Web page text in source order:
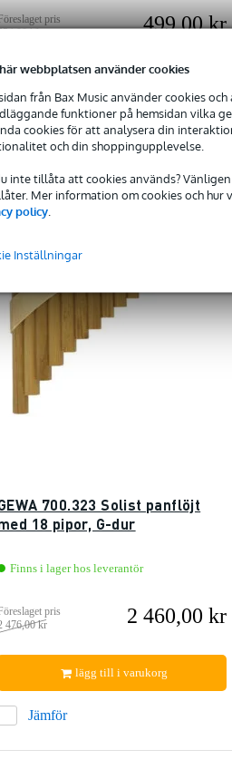
webbplatsen använder cookies
från Bax Music använder cookies
funktioner på hemsidan vilka
cookies för att analysera din
och din shoppingupplevelse.
inte tillåta att cookies används?
Mer information om cookies och
policy.
Inställningar
pris
kr
499,00 kr
Jämför
700.323 Solist panflöjt
18 pipor, G-dur
Finns i lager hos leverantör
pris
476,00 kr
2 460,00 kr
Jämför
lägg till i varukorg